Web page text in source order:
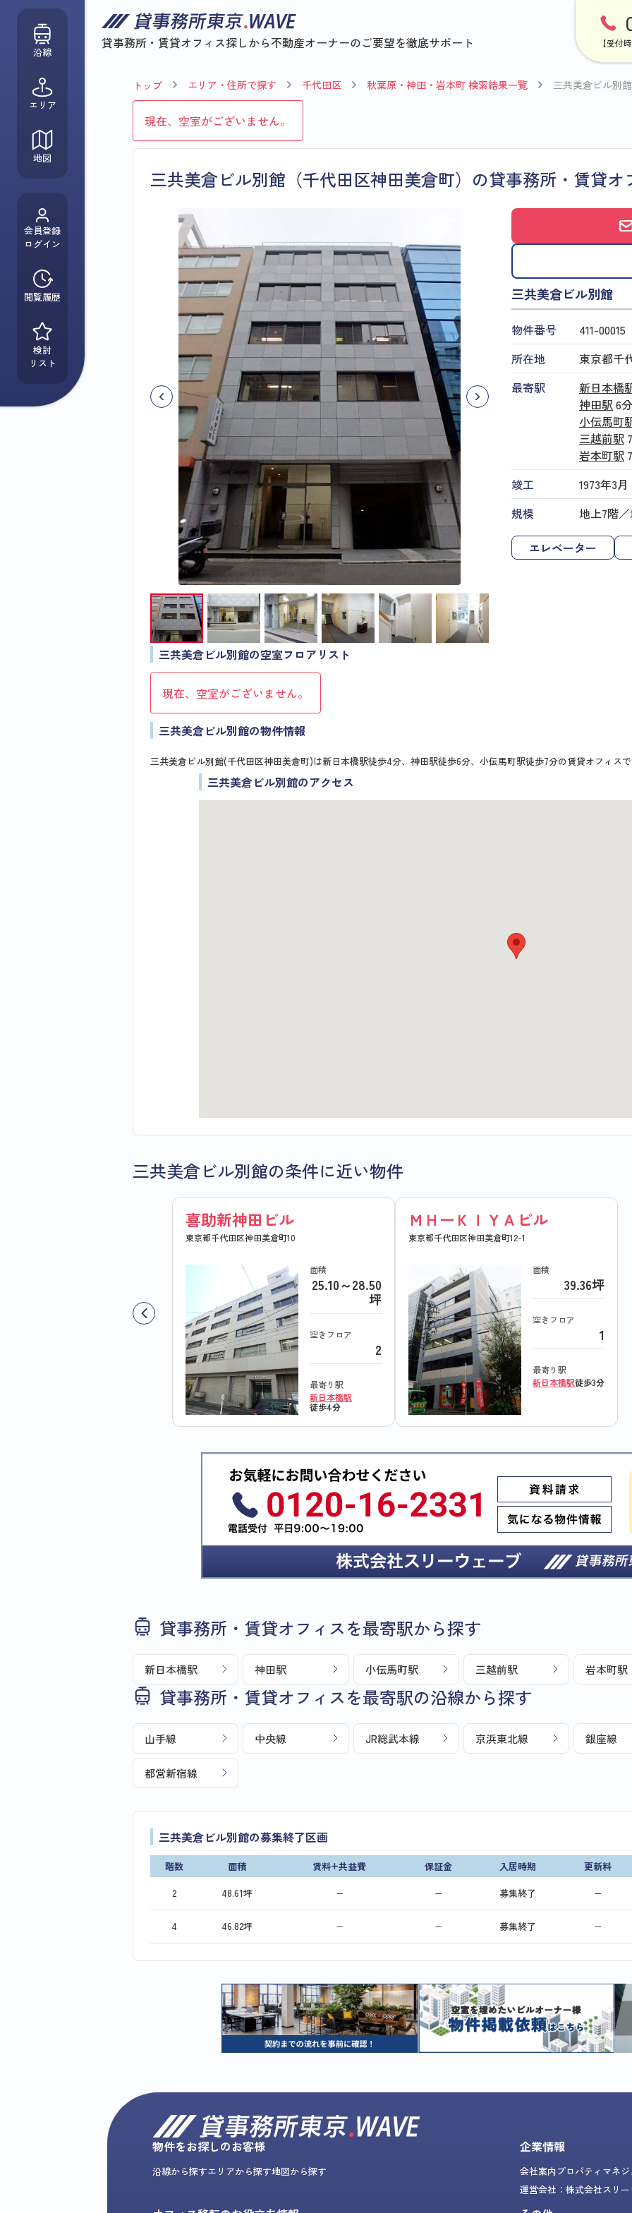
貸事務所・賃貸オフィス探しから不動産オーナーのご要望を徹底サポート 【受付
沿線
エリア
地図
会員登録
ログイン
閲覧履歴
検討
リスト
トップ エリア・住所で探す 千代田区 秋葉原・神田・岩本町 検索結果一覧 三共美倉ビル別館
現在、空室がございません。
三共美倉ビル別館（千代田区神田美倉町）の貸事務所・賃貸オ
三共美倉ビル別館
物件番号
411​-​00015
所在地
東京都千
最寄駅
新日本橋
神田駅6分
小伝馬町
三越前駅
岩本町駅
竣工
1973年3月
規模
地上7階
エレベーター
三共美倉ビル別館の空室フロアリスト
現在、空室がございません。
三共美倉ビル別館の物件情報
三共美倉ビル別館(千代田区神田美倉町)は新日本橋駅徒歩4分、神田駅徒歩6分、小伝馬町駅徒歩7分の賃貸オフィス
三共美倉ビル別館のアクセス
三共美倉ビル別館の条件に近い物件
喜助新神田ビル
東京都千代田区神田美倉町10
面積
25.10～28.50
坪
空きフロア
2
最寄り駅
新日本橋駅
徒歩4分
ＭＨーＫＩＹＡビル
東京都千代田区神田美倉町12-1
面積
39.36坪
空きフロア
1
最寄り駅
新日本橋駅徒歩3分
貸事務所・賃貸オフィスを最寄駅から探す
新日本橋駅 神田駅 小伝馬町駅 三越前駅 岩本町駅
貸事務所・賃貸オフィスを最寄駅の沿線から探す
山手線 中央線 JR総武本線 京浜東北線 銀座線
都営新宿線
三共美倉ビル別館の募集終了区画
階数 面積 賃料+共益費 保証金 入居時期
更新料
2
48.61坪 − − 募集終了 −
4 46.82坪 − − 募集終了 −
物件をお探しのお客様
沿線から探すエリアから探す地図から探す
企業情報
会社案内プロパティマネ
運営会社：株式会社スリ